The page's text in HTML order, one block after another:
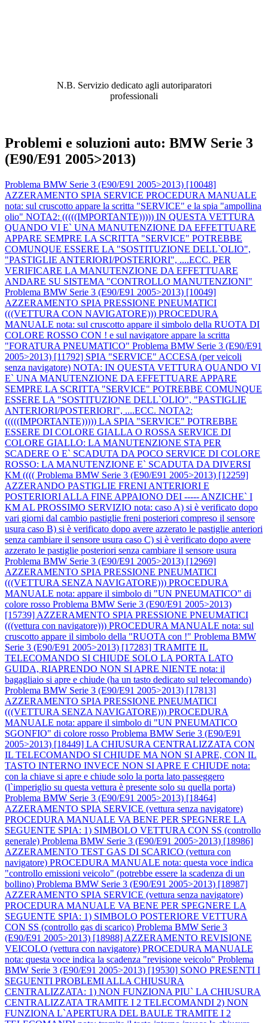
N.B. Servizio dedicato agli autoriparatori
professionali
Problemi e soluzioni auto: BMW Serie 3
(E90/E91 2005>2013)
Problema BMW Serie 3 (E90/E91 2005>2013) [10048]
AZZERAMENTO SPIA SERVICE PROCEDURA MANUALE
nota: sul cruscotto appare la scritta "SERVICE" e la spia "ampollina
olio" NOTA2: (((((IMPORTANTE))))) IN QUESTA VETTURA
QUANDO VI E` UNA MANUTENZIONE DA EFFETTUARE
APPARE SEMPRE LA SCRITTA "SERVICE" POTREBBE
COMUNQUE ESSERE LA "SOSTITUZIONE DELL`OLIO",
"PASTIGLIE ANTERIORI/POSTERIORI", ....ECC. PER
VERIFICARE LA MANUTENZIONE DA EFFETTUARE
ANDARE SU SISTEMA "CONTROLLO MANUTENZIONI"
Problema BMW Serie 3 (E90/E91 2005>2013) [10049]
AZZERAMENTO SPIA PRESSIONE PNEUMATICI
(((VETTURA CON NAVIGATORE))) PROCEDURA
MANUALE nota: sul cruscotto appare il simbolo della RUOTA DI
COLORE ROSSO CON ! e sul navigatore appare la scritta
"FORATURA PNEUMATICO" Problema BMW Serie 3 (E90/E91
2005>2013) [11792] SPIA "SERVICE" ACCESA (per veicoli
senza navigatore) NOTA: IN QUESTA VETTURA QUANDO VI
E` UNA MANUTENZIONE DA EFFETTUARE APPARE
SEMPRE LA SCRITTA "SERVICE" POTREBBE COMUNQUE
ESSERE LA "SOSTITUZIONE DELL`OLIO", "PASTIGLIE
ANTERIORI/POSTERIORI", ....ECC. NOTA2:
(((((IMPORTANTE))))) LA SPIA "SERVICE" POTREBBE
ESSERE DI COLORE GIALLA O ROSSA SERVICE DI
COLORE GIALLO: LA MANUTENZIONE STA PER
SCADERE O E` SCADUTA DA POCO SERVICE DI COLORE
ROSSO: LA MANUTENZIONE E` SCADUTA DA DIVERSI
KM (((( Problema BMW Serie 3 (E90/E91 2005>2013) [12259]
AZZERANDO PASTIGLIE FRENI ANTERIORI E
POSTERIORI ALLA FINE APPAIONO DEI ----- ANZICHE` I
KM AL PROSSIMO SERVIZIO nota: caso A) si è verificato dopo
vari giorni dal cambio pastiglie freni posteriori compreso il sensore
usura caso B) si è verificato dopo avere azzerato le pastiglie anteriori
senza cambiare il sensore usura caso C) si è verificato dopo avere
azzerato le pastiglie posteriori senza cambiare il sensore usura
Problema BMW Serie 3 (E90/E91 2005>2013) [12969]
AZZERAMENTO SPIA PRESSIONE PNEUMATICI
(((VETTURA SENZA NAVIGATORE))) PROCEDURA
MANUALE nota: appare il simbolo di "UN PNEUMATICO" di
colore rosso Problema BMW Serie 3 (E90/E91 2005>2013)
[15739] AZZERAMENTO SPIA PRESSIONE PNEUMATICI
(((vettura con navigatore))) PROCEDURA MANUALE nota: sul
cruscotto appare il simbolo della "RUOTA con !" Problema BMW
Serie 3 (E90/E91 2005>2013) [17283] TRAMITE IL
TELECOMANDO SI CHIUDE SOLO LA PORTA LATO
GUIDA, RIAPRENDO NON SI APRE NIENTE nota: il
bagagliaio si apre e chiude (ha un tasto dedicato sul telecomando)
Problema BMW Serie 3 (E90/E91 2005>2013) [17813]
AZZERAMENTO SPIA PRESSIONE PNEUMATICI
(((VETTURA SENZA NAVIGATORE))) PROCEDURA
MANUALE nota: appare il simbolo di "UN PNEUMATICO
SGONFIO" di colore rosso Problema BMW Serie 3 (E90/E91
2005>2013) [18449] LA CHIUSURA CENTRALIZZATA CON
IL TELECOMANDO SI CHIUDE MA NON SI APRE, CON IL
TASTO INTERNO INVECE NON SI APRE E CHIUDE nota:
con la chiave si apre e chiude solo la porta lato passeggero
(l`imperiglio su questa vettura è presente solo su quella porta)
Problema BMW Serie 3 (E90/E91 2005>2013) [18464]
AZZERAMENTO SPIA SERVICE (vettura senza navigatore)
PROCEDURA MANUALE VA BENE PER SPEGNERE LA
SEGUENTE SPIA: 1) SIMBOLO VETTURA CON SS (controllo
generale) Problema BMW Serie 3 (E90/E91 2005>2013) [18986]
AZZERAMENTO TEST GAS DI SCARICO (vettura con
navigatore) PROCEDURA MANUALE nota: questa voce indica
"controllo emissioni veicolo" (potrebbe essere la scadenza di un
bollino) Problema BMW Serie 3 (E90/E91 2005>2013) [18987]
AZZERAMENTO SPIA SERVICE (vettura senza navigatore)
PROCEDURA MANUALE VA BENE PER SPEGNERE LA
SEGUENTE SPIA: 1) SIMBOLO POSTERIORE VETTURA
CON SS (controllo gas di scarico) Problema BMW Serie 3
(E90/E91 2005>2013) [18988] AZZERAMENTO REVISIONE
VEICOLO (vettura con navigatore) PROCEDURA MANUALE
nota: questa voce indica la scadenza "revisione veicolo" Problema
BMW Serie 3 (E90/E91 2005>2013) [19530] SONO PRESENTI I
SEGUENTI PROBLEMI ALLA CHIUSURA
CENTRALIZZATA: 1) NON FUNZIONA PIU` LA CHIUSURA
CENTRALIZZATA TRAMITE I 2 TELECOMANDI 2) NON
FUNZIONA L`APERTURA DEL BAULE TRAMITE I 2